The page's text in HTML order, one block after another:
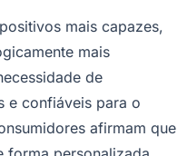
mais capazes,
mais
de
e confiáveis para o
afirmam que